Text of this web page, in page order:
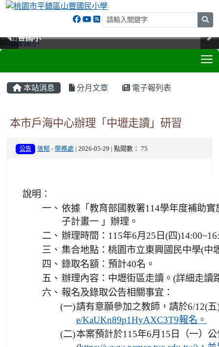
山豐國小
山豐國小
山豐國小
山豐國小
本站消息 分月文章 電子報列表
本市戶海中心辦理「中壢走讀」研習
公告 張郁 - 學務處 | 2026-05-29 | 點閱數： 75
說明：
一、 依據「教育部國教署114學年度補助
子計畫一 」辦理。
二、 辦理時間：115年6月25日(四
三、 集合地點：桃園市立東興國民中學(中
四、 錄取名額：預計40名。
五、 辦理內容：中壢街區走讀。(詳細走讀
六、 報名及錄取公告相關事宜：
(一)請有意願參加之教師，請於6/12(
e/KaUKn89p1HyAXC3T9報名。
(二)本案預計於115年6月15日（一）